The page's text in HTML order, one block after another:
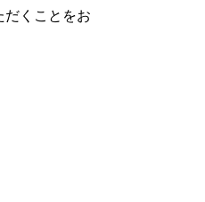
くことをお